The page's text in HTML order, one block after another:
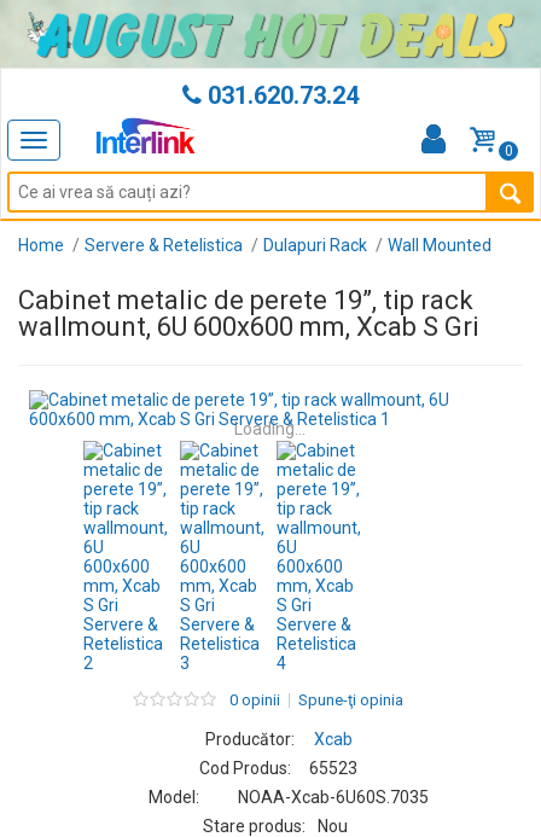
031.620.73.24
Toggle
navigation
0
Home Servere & Retelistica Dulapuri Rack Wall Mounted
Cabinet metalic de perete 19”, tip rack
wallmount, 6U 600x600 mm, Xcab S Gri
Loading...
0 opinii Spune-ţi opinia
Producător:
Xcab
Cod Produs:
65523
Model:
NOAA-Xcab-6U60S.7035
Stare produs:
Nou